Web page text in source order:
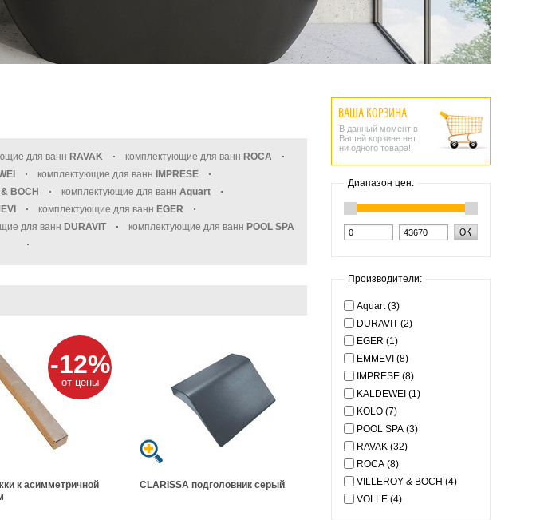
для ванн RAVAK комплектующие для ванн ROCA
комплектующие для ванн
IMPRESE
BOCH комплектующие для ванн Aquart
комплектующие для ванн EGER
для ванн DURAVIT комплектующие для ванн POOL SPA
-12%
от цены
к асимметричной
CLARISSA подголовник серый
ВАША КОРЗИНА
В данный момент в
Вашей корзине нет
ни одного товара!
Диапазон цен:
Производители:
Aquart (3)
DURAVIT (2)
EGER (1)
EMMEVI (8)
IMPRESE (8)
KALDEWEI (1)
KOLO (7)
POOL SPA (3)
RAVAK (32)
ROCA (8)
VILLEROY & BOCH (4)
VOLLE (4)